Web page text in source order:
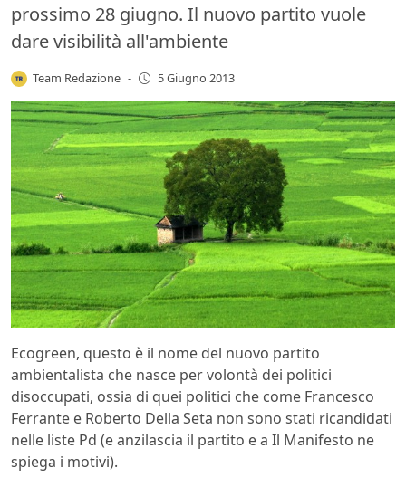
prossimo 28 giugno. Il nuovo partito vuole
dare visibilità all'ambiente
Team Redazione - 5 Giugno 2013
Ecogreen, questo è il nome del nuovo partito
ambientalista che nasce per volontà dei politici
disoccupati, ossia di quei politici che come Francesco
Ferrante e Roberto Della Seta non sono stati ricandidati
nelle liste Pd (e anzilascia il partito e a Il Manifesto ne
spiega i motivi).